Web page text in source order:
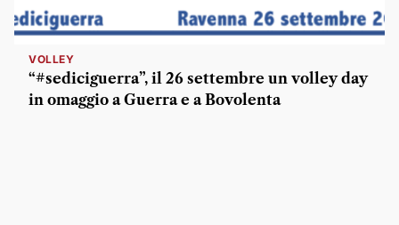
VOLLEY
“#sediciguerra”, il 26 settembre un volley day
in omaggio a Guerra e a Bovolenta